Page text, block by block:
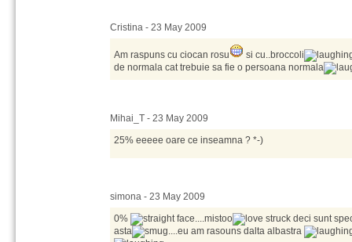
Cristina - 23 May 2009
Am raspuns cu ciocan rosu
si cu..broccoli
de normala cat trebuie sa fie o persoana normala
Mihai_T - 23 May 2009
25% eeeee oare ce inseamna ? *-)
simona - 23 May 2009
0%
....mistoo
deci sunt
asta
....eu am rasouns dalta albastra